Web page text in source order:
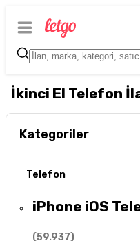
İkinci El Telefon
Kategoriler
Telefon
iPhone iOS
(59.937)